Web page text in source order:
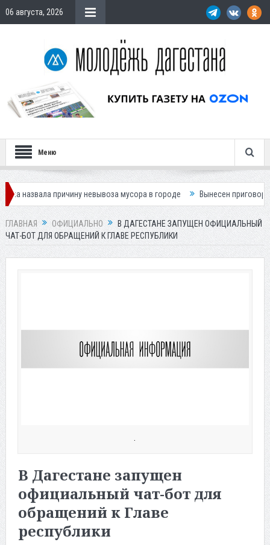
06 августа, 2026
Меню
причину невывоза мусора в городе Вынесен приговор по делу о
ГЛАВНАЯ ОФИЦИАЛЬНО
В ДАГЕСТАНЕ ЗАПУЩЕН ОФИЦИАЛЬНЫЙ
ЧАТ-БОТ ДЛЯ ОБРАЩЕНИЙ К ГЛАВЕ РЕСПУБЛИКИ
.
В Дагестане запущен
официальный чат-бот для
обращений к Главе
республики